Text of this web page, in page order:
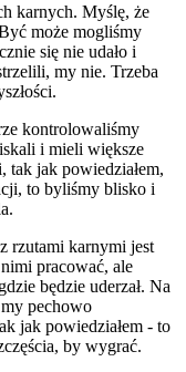
karnych. Myślę, że
może mogliśmy
się nie udało i
my nie. Trzeba
kontrolowaliśmy
i mieli większe
tak jak powiedziałem,
to byliśmy blisko i
rzutami karnymi jest
pracować, ale
będzie uderzał. Na
pechowo
jak powiedziałem - to
by wygrać.